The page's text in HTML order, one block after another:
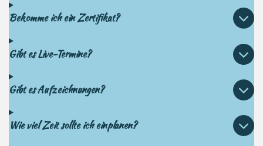
Bekomme ich ein Zertifikat?
Gibt es Live-Termine?
Gibt es Aufzeichnungen?
Wie viel Zeit sollte ich einplanen?